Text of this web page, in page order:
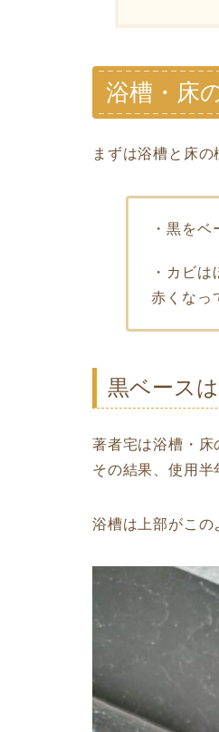
浴槽・床
まずは浴槽と床の
・黒を
・カビ
赤くなっ
黒ベース
著者宅は浴槽・床
その結果、使用半
浴槽は上部がこの